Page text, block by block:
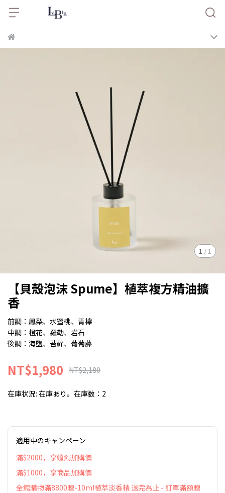
1 / 1
【貝殼泡沫 Spume】植萃複方精油擴
香
前調：鳳梨、水蜜桃、青檸
中調：橙花、羅勒、岩石
後調：海鹽、苔蘚、葡萄藤
NT$1,980 NT$2,180
在庫状況: 在庫あり。在庫数：2
適用中のキャンペーン
滿$2000，享蠟燭加購價
滿$1000，享商品加購價
全館購物滿8800贈-10ml植萃淡香精 送完為止 - 訂單滿額贈